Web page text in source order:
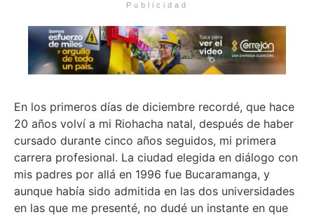
Publicidad
En los primeros días de diciembre recordé, que hace
20 años volví a mi Riohacha natal, después de haber
cursado durante cinco años seguidos, mi primera
carrera profesional. La ciudad elegida en diálogo con
mis padres por allá en 1996 fue Bucaramanga, y
aunque había sido admitida en las dos universidades
en las que me presenté, no dudé un instante en que